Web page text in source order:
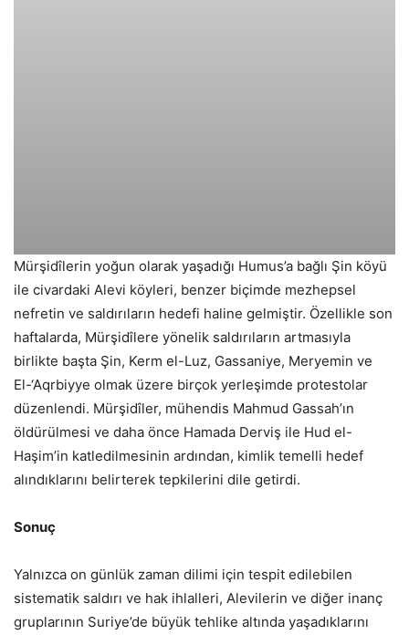
Mürşidîlerin yoğun olarak yaşadığı Humus’a bağlı Şin köyü
ile civardaki Alevi köyleri, benzer biçimde mezhepsel
nefretin ve saldırıların hedefi haline gelmiştir. Özellikle son
haftalarda, Mürşidîlere yönelik saldırıların artmasıyla
birlikte başta Şin, Kerm el-Luz, Gassaniye, Meryemin ve
El-‘Aqrbiyye olmak üzere birçok yerleşimde protestolar
düzenlendi. Mürşidîler, mühendis Mahmud Gassah’ın
öldürülmesi ve daha önce Hamada Derviş ile Hud el-
Haşim’in katledilmesinin ardından, kimlik temelli hedef
alındıklarını belirterek tepkilerini dile getirdi.
Sonuç
Yalnızca on günlük zaman dilimi için tespit edilebilen
sistematik saldırı ve hak ihlalleri, Alevilerin ve diğer inanç
gruplarının Suriye’de büyük tehlike altında yaşadıklarını